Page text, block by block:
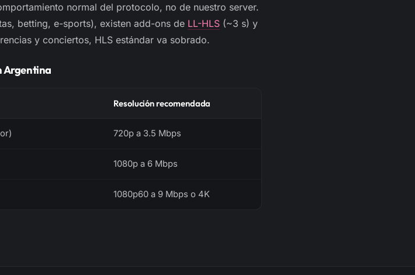
normal del protocolo, no de nuestro server.
betting, e-sports), existen add-ons de LL-HLS (~3 s) y
y conciertos, HLS estándar va sobrado.
Argentina
Resolución recomendada
720p a 3.5 Mbps
1080p a 6 Mbps
1080p60 a 9 Mbps o 4K